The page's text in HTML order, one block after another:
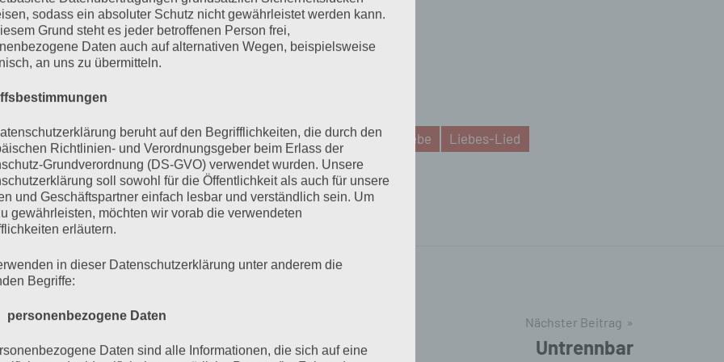
in der Hand?
Steen die B-Seite fremde Federn Frida Gold Gedichte Liebe
Liebes-Lied
Rilke-Projekt Schönherz & Fleer Seele
Nächster Beitrag
Untrennbar
sodass ein absoluter Schutz nicht gewährleistet werden kann.
Grund steht es jeder betroffenen Person frei,
Daten auch auf alternativen Wegen, beispielsweise
an uns zu übermitteln.
beruht auf den Begrifflichkeiten, die durch den
Richtlinien- und Verordnungsgeber beim Erlass der
Grundverordnung (DS-GVO) verwendet wurden. Unsere
soll sowohl für die Öffentlichkeit als auch für unsere
und Geschäftspartner einfach lesbar und verständlich sein. Um
gewährleisten, möchten wir vorab die verwendeten
erläutern.
in dieser Datenschutzerklärung unter anderem die
Begriffe:
Daten
Daten sind alle Informationen, die sich auf eine